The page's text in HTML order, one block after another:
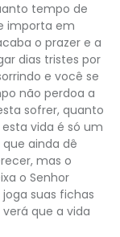
tempo de
importa em
o prazer e a
dias tristes por
e você se
não perdoa a
sofrer, quanto
vida é só um
ainda dê
mas o
o Senhor
suas fichas
que a vida